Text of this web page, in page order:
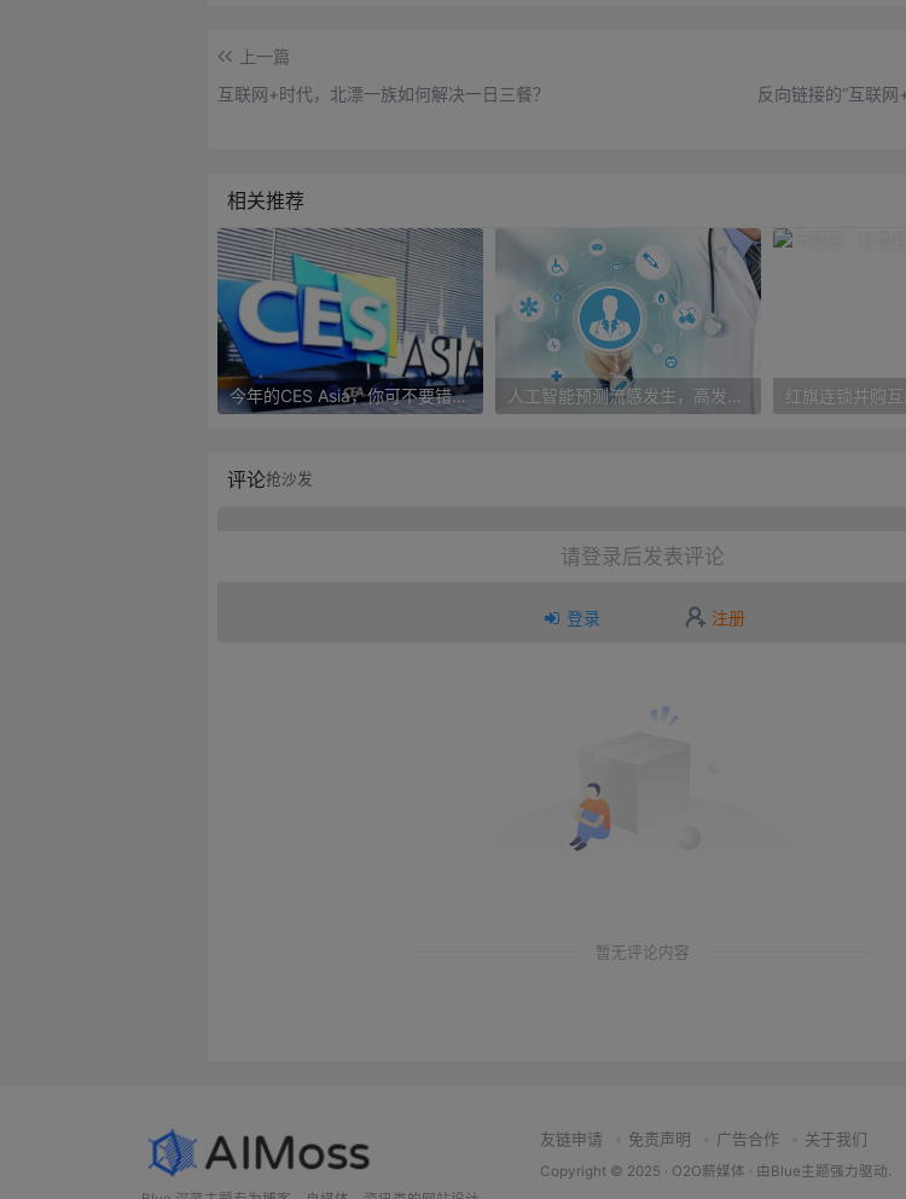
上一篇
互联网+时代，北漂一族如何解决一日三餐？
反向链接的“互联
相关推荐
今年的CES Asia，你可不要错过这些自动驾驶看点
评论抢沙发
请登录后发表评论
登录 注册
暂无评论内容
友链申请 免责声明 广告合作 关于我们
Copyright © 2025 · O2O薪媒体 · 由 Blue主题强力驱动.